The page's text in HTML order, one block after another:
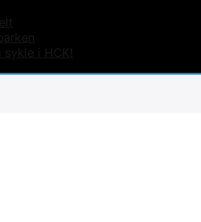
sykle i HCK!